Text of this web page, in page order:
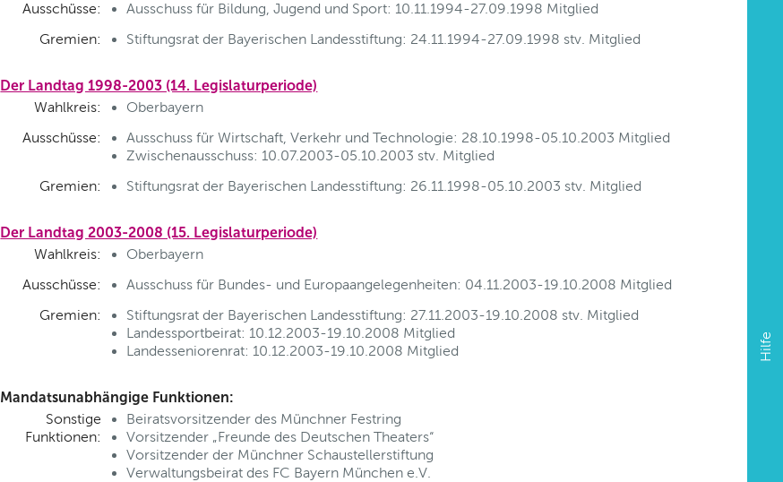
Hilfe
Ausschüsse:
Ausschuss für Bildung, Jugend und Sport: 10.11.1994-27.09.1998 Mitglied
Gremien:
Stiftungsrat der Bayerischen Landesstiftung: 24.11.1994-27.09.1998 stv. Mitglied
Der Landtag 1998-2003 (14. Legislaturperiode)
Wahlkreis:
Oberbayern
Ausschüsse:
Ausschuss für Wirtschaft, Verkehr und Technologie: 28.10.1998-05.10.2003 Mitglied
Zwischenausschuss: 10.07.2003-05.10.2003 stv. Mitglied
Gremien:
Stiftungsrat der Bayerischen Landesstiftung: 26.11.1998-05.10.2003 stv. Mitglied
Der Landtag 2003-2008 (15. Legislaturperiode)
Wahlkreis:
Oberbayern
Ausschüsse:
Ausschuss für Bundes- und Europaangelegenheiten: 04.11.2003-19.10.2008 Mitglied
Gremien:
Stiftungsrat der Bayerischen Landesstiftung: 27.11.2003-19.10.2008 stv. Mitglied
Landessportbeirat: 10.12.2003-19.10.2008 Mitglied
Landesseniorenrat: 10.12.2003-19.10.2008 Mitglied
Mandatsunabhängige Funktionen:
Sonstige
Funktionen:
Beiratsvorsitzender des Münchner Festring
Vorsitzender „Freunde des Deutschen Theaters“
Vorsitzender der Münchner Schaustellerstiftung
Verwaltungsbeirat des FC Bayern München e.V.